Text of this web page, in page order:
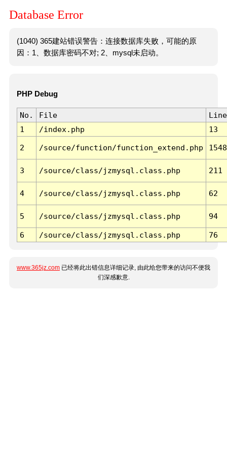
Database Error
(1040) 365建站错误警告：连接数据库失败，可能的原
因：1、数据库密码不对; 2、mysql未启动。
PHP Debug
No. File
Line
1
/index.php 13
2 /source/function/function_extend.php 1548
3 /source/class/jzmysql.class.php 211
4 /source/class/jzmysql.class.php 62
5 /source/class/jzmysql.class.php 94
6 /source/class/jzmysql.class.php 76
www.365jz.com 已经将此出错信息详细记录, 由此给您带来的访问不便我
们深感歉意.